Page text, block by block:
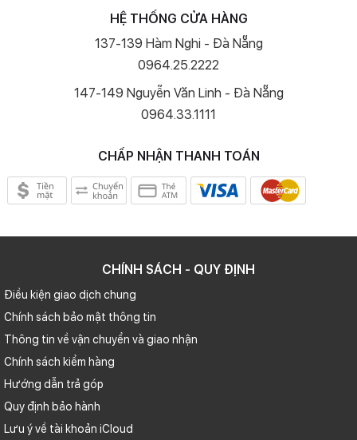
Như thường lệ mỗi lần nhà Apple ra mắt sản phẩm mới đều đem đến
cho thị trường một con chip có hiệu năng cực khủng, điều này cũng
không là ngoại lệ với chiếc điện thoại iPhone 14 khi được trang bị
HỆ THỐNG CỬA HÀNG
137-139 Hàm Nghi - Đà Nẵng
0964.25.2222
147-149 Nguyễn Văn Linh - Đà Nẵng
0964.33.1111
CHẤP NHẬN THANH TOÁN
CHÍNH SÁCH - QUY ĐỊNH
Điều kiện giao dịch chung
Chính sách bảo mật thông tin
Thông tin về vận chuyển và giao nhận
Chính sách kiểm hàng
Hướng dẫn trả góp
Quy định bảo hành
Lưu ý về tài khoản iCloud